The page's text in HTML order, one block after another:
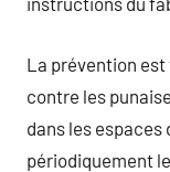
La prévention
contre les
dans les
périodiquement